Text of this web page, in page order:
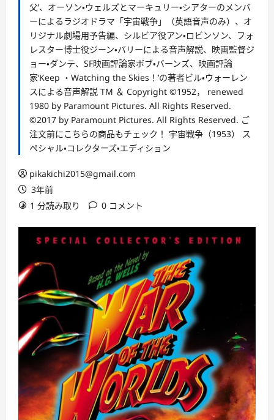
父’、オーソン・ウェルズとマーキュリー・シアターのメンバ
ーによるラジオドラマ「宇宙戦争」（英語音声のみ）、オ
リジナル劇場用予告編、シルビア役アン・ロビンソン、フォ
レスター博士役ジーン・バリーによる音声解説、映画監督ジ
ョー・ダンテ、SF映画評論家ボブ・バーンズ、映画評論
家‘Keep ・Watching the Skies！’の著者ビル・ウォーレン
スによる音声解説 TM ＆ Copyright ©1952， renewed
1980 by Paramount Pictures. All Rights Reserved.
©2017 by Paramount Pictures. All Rights Reserved. ご
注文前にこちらの商品もチェック！ 宇宙戦争（1953） ス
ペシャル・コレクターズ・エディション
pikakichi2015@gmail.com
3年前
1 分読み取り
0 コメント